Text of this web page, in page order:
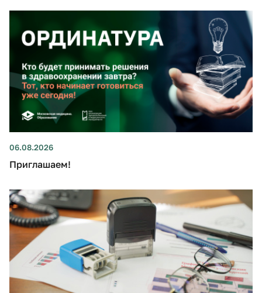
06.08.2026
Приглашаем!